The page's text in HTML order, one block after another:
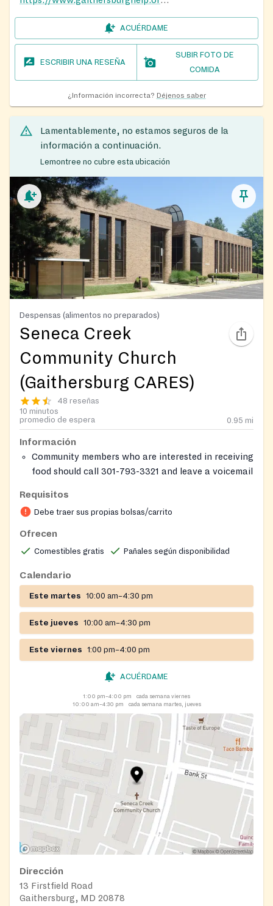
ACUÉRDAME
ESCRIBIR UNA RESEÑA
SUBIR FOTO DE
COMIDA
¿Información incorrecta? Déjenos saber
Lamentablemente, no estamos seguros de la
información a continuación.
Lemontree no cubre esta ubicación
Despensas (alimentos no preparados)
Seneca Creek
Community Church
(Gaithersburg CARES)
48 reseñas
10 minutos
promedio de espera
0.95 mi
Información
Community members who are interested in receiving
food should call 301-793-3321 and leave a voicemail
number of people in the household. A church staff
will call back to schedule an appointment.
Visitors will check in at the reception area and will
have the opportunity to make their next
Proxies picking up for someone else should have a
Requisitos
Debe traer sus propias bolsas/carrito
Ofrecen
Comestibles gratis Pañales según disponibilidad
Calendario
Este martes 10:00 am–4:30 pm
Este jueves 10:00 am–4:30 pm
Este viernes 1:00 pm–4:00 pm
ACUÉRDAME
1:00 pm–4:00 pm
cada semana viernes
10:00 am–4:30 pm
cada semana martes, jueves
Dirección
13 Firstfield Road
Gaithersburg, MD 20878